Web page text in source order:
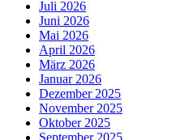
Juli 2026
Juni 2026
Mai 2026
April 2026
März 2026
Januar 2026
Dezember 2025
November 2025
Oktober 2025
September 2025